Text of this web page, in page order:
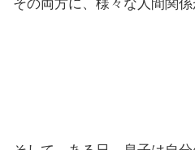
その両方に、様々な人間関係